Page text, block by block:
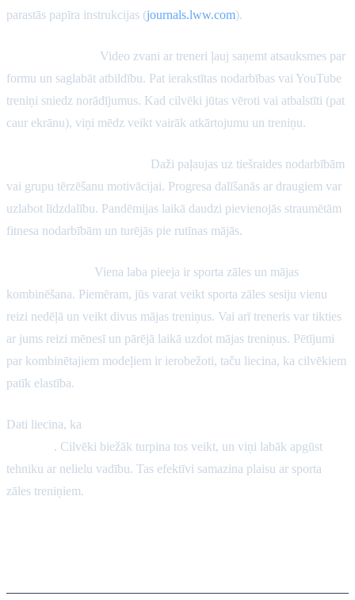
parastās papīra instrukcijas (journals.lww.com).
Video zvani ar treneri ļauj saņemt atsauksmes par
formu un saglabāt atbildību. Pat ierakstītas nodarbības vai YouTube
treniņi sniedz norādījumus. Kad cilvēki jūtas vēroti vai atbalstīti (pat
caur ekrānu), viņi mēdz veikt vairāk atkārtojumu un treniņu.
Daži paļaujas uz tiešraides nodarbībām
vai grupu tērzēšanu motivācijai. Progresa dalīšanās ar draugiem var
uzlabot līdzdalību. Pandēmijas laikā daudzi pievienojās straumētām
fitnesa nodarbībām un turējās pie rutīnas mājās.
Viena laba pieeja ir sporta zāles un mājas
kombinēšana. Piemēram, jūs varat veikt sporta zāles sesiju vienu
reizi nedēļā un veikt divus mājas treniņus. Vai arī treneris var tikties
ar jums reizi mēnesī un pārējā laikā uzdot mājas treniņus. Pētījumi
par kombinētajiem modeļiem ir ierobežoti, taču liecina, ka cilvēkiem
patīk elastība.
Dati liecina, ka
. Cilvēki biežāk turpina tos veikt, un viņi labāk apgūst
tehniku ar nelielu vadību. Tas efektīvi samazina plaisu ar sporta
zāles treniņiem.